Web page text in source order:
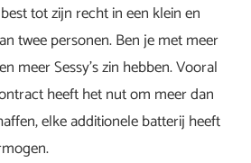
tot zijn recht in een klein en
twee personen. Ben je met meer
meer Sessy’s zin hebben. Vooral
heeft het nut om meer dan
elke additionele batterij heeft